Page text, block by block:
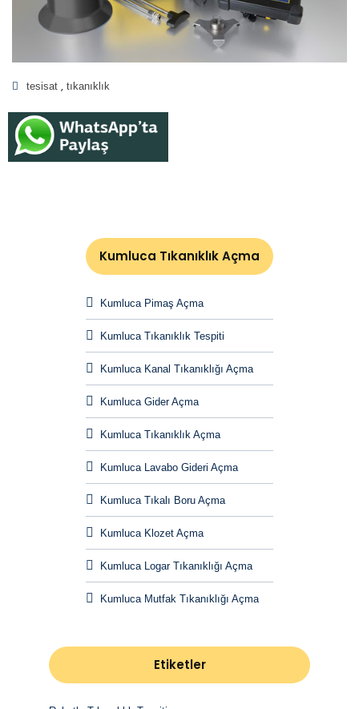
tesisat tıkanıklık
Kumluca Tıkanıklık Açma
Kumluca Pimaş Açma
Kumluca Tıkanıklık Tespiti
Kumluca Kanal Tıkanıklığı Açma
Kumluca Gider Açma
Kumluca Tıkanıklık Açma
Kumluca Lavabo Gideri Açma
Kumluca Tıkalı Boru Açma
Kumluca Klozet Açma
Kumluca Logar Tıkanıklığı Açma
Kumluca Mutfak Tıkanıklığı Açma
Etiketler